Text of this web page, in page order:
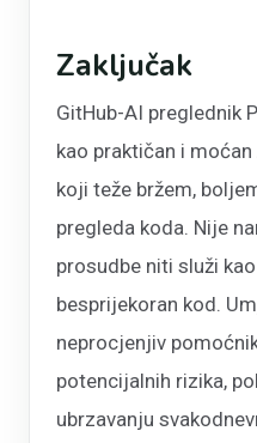
Zaključak
GitHub-AI preglednik
kao praktičan i
koji teže bržem,
pregleda koda. Nije
prosudbe niti služi
besprijekoran kod.
neprocjenjiv
potencijalnih rizika,
ubrzavanju